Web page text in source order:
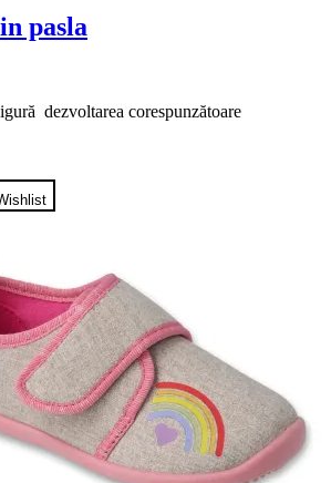
pot
pagina
pasla
dezvoltarea corespunzătoare